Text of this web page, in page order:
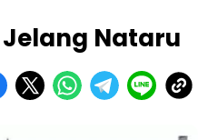
Nataru